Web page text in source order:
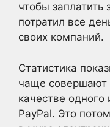
чтобы заплатить
потратил все
своих компаний.
Статистика
чаще совершают
качестве одного
PayPal. Это